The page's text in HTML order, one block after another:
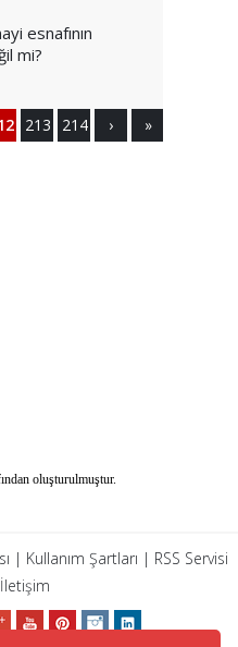
esnafının
mi?
213 214 › »
oluşturulmuştur.
| Kullanım Şartları | RSS Servisi
İletişim